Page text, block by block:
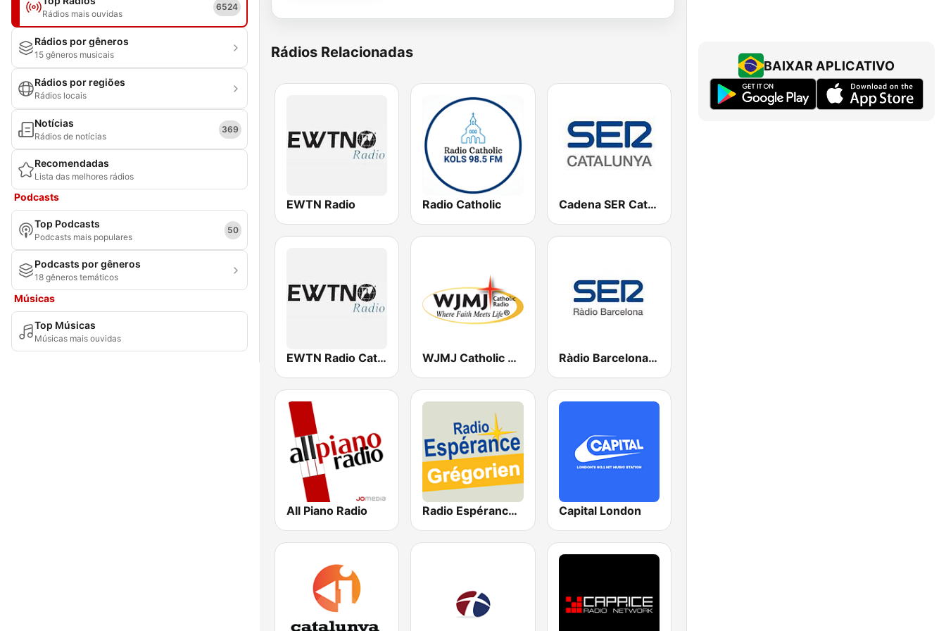
Rádios mais ouvidas
6524
Rádios por gêneros
15 gêneros musicais
Rádios por regiões
Rádios locais
Notícias
Rádios de notícias
369
Recomendadas
Lista das melhores rádios
Podcasts
Top Podcasts
Podcasts mais populares
50
Podcasts por gêneros
18 gêneros temáticos
Músicas
Top Músicas
Músicas mais ouvidas
Rádios Relacionadas
EWTN Radio Radio Catholic Cadena SER Catalunya
EWTN Radio Católica Mundial WJMJ Catholic Radio 88.9 Ràdio Barcelona SER
All Piano Radio Radio Espérance Chant Grégorien Capital London
BAIXAR APLICATIVO